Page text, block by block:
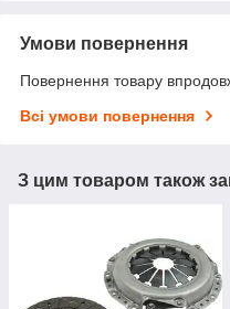
Умови повернення
Повернення товару
Всі умови повернення
З цим товаром також